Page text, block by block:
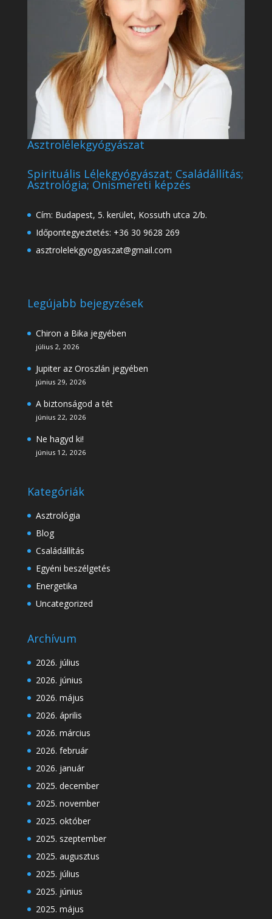
Asztrolélekgyógyászat
Spirituális Lélekgyógyászat; Családállítás;
Asztrológia; Önismereti képzés
Cím: Budapest, 5. kerület, Kossuth utca 2/b.
Időpontegyeztetés: +36 30 9628 269
asztrolelekgyogyaszat@gmail.com
Legújabb bejegyzések
Chiron a Bika jegyében
július 2, 2026
Jupiter az Oroszlán jegyében
június 29, 2026
A biztonságod a tét
június 22, 2026
Ne hagyd ki!
június 12, 2026
Kategóriák
Asztrológia
Blog
Családállítás
Egyéni beszélgetés
Energetika
Uncategorized
Archívum
2026. július
2026. június
2026. május
2026. április
2026. március
2026. február
2026. január
2025. december
2025. november
2025. október
2025. szeptember
2025. augusztus
2025. július
2025. június
2025. május